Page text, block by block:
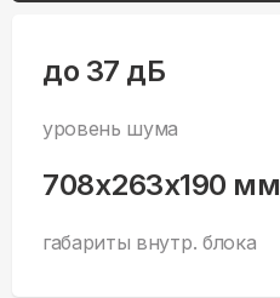
до 37 дБ
уровень шума
708x263x190 мм
габариты внутр. блока